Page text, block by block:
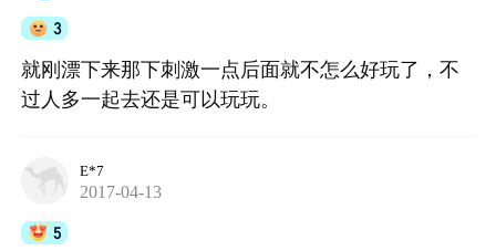
3
就刚漂下来那下刺激一点后面就不怎么好玩了，不
过人多一起去还是可以玩玩。
E*7
2017-04-13
5